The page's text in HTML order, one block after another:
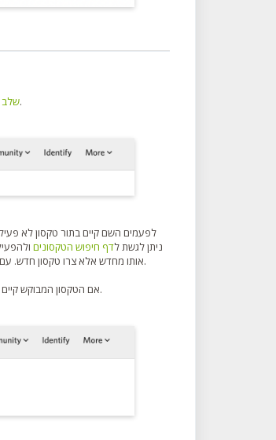
שלב 3.
לפעמים השם קיים בתור טקסון לא
ניתן לגשת לדף חיפוש הטקסונים
אותו מחדש אלא צרו טקסון חדש.בהמשך.
אם הטקסון המבוקשבהמשך.